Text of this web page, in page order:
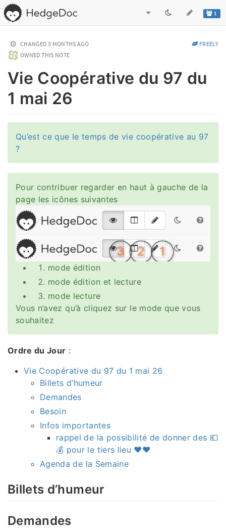
1
CHANGED 3 MONTHS AGO
FREELY
OWNED THIS NOTE
Vie Coopérative du 97 du
1 mai 26
Qu’est ce que le temps de vie coopérative au 97
?
Pour contribuer regarder en haut à gauche de la
page les icônes suivantes
mode édition
mode édition et lecture
mode lecture
Vous n’avez qu’à cliquez sur le mode que vous
souhaitez
Ordre du Jour :
Vie Coopérative du 97 du 1 mai 26
Billets d’humeur
Demandes
Besoin
Infos importantes
rappel de la possibilité de donner des 💶
💰 pour le tiers lieu ♥️♥️
Agenda de la Semaine
Billets d’humeur
Demandes